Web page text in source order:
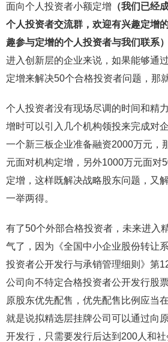
面向个人投资者小额定增 （我们已经
个人投资者交流群，欢迎有兴趣定增
趣参与定增的个人投资者与我们联系）
进入创新层的企业来说，如果能够通
定增来解决50个合格投资者问题，那
个人投资者没有现场尽调的时间和精
增时可以引入几个机构领投来完成对
一个新三板企业准备融资2000万元，
元面对机构定增，另外1000万元面对
定增，这样既解决战略股东问题，又
一举两得。
有了50个外部合格投资者，未来进入
气了，因为《全国中小企业股份转让
投资者公开发行与承销管理细则》第
公司向不特定合格投资者公开发行股
原股东优先配售，优先配售比例应当
就是说拟精选层挂牌公司可以通过向
开发行，只需要发行后达到200人和